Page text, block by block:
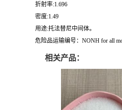
折射率:1.696
密度:1.49
用途:托法替尼中间体。
危险品运输编号：NONH for all
相关产品：